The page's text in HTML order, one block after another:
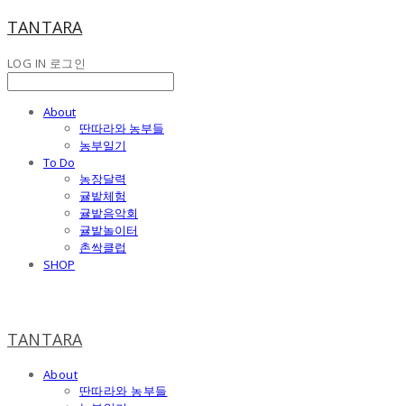
TANTARA
LOG IN 로그인
About
딴따라와 농부들
농부일기
To Do
농장달력
귤밭체험
귤밭음악회
귤밭놀이터
촌싹클럽
SHOP
TANTARA
About
딴따라와 농부들